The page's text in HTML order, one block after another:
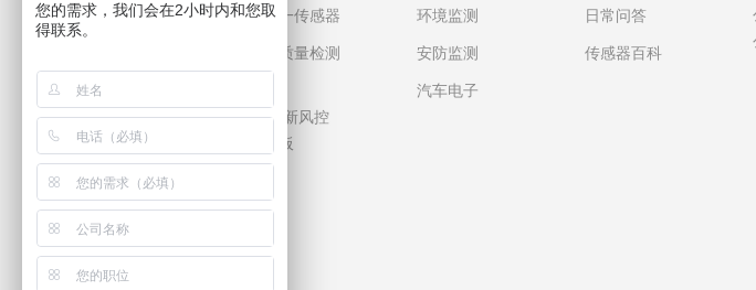
发展历程
企业荣誉
多合一传感器
空气质量检测
空调/新风控
制面板
环境监测
安防监测
汽车电子
日常问答
传感器百科
友情链接：
您的需求，我们会在2小时内和您取
得联系。